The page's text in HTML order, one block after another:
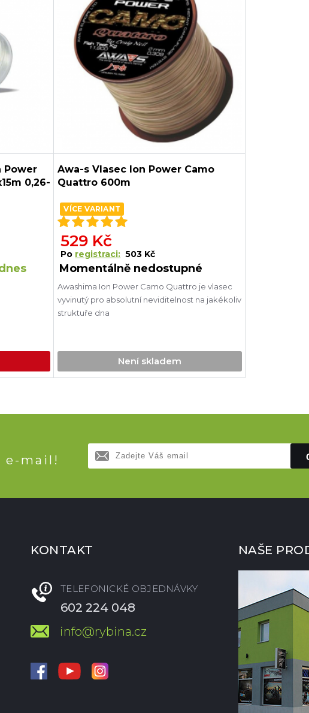
Power
0,26-
Awa-s Vlasec Ion Power Camo
Quattro 600m
VÍCE VARIANT
529 Kč
Po registraci: 503 Kč
Momentálně nedostupné
Awashima Ion Power Camo Quattro je vlasec
vyvinutý pro absolutní neviditelnost na jakékoliv
struktuře dna
Není skladem
e-mail!
KONTAKT
TELEFONICKÉ OBJEDNÁVKY
602 224 048
info@rybina.cz
NAŠE